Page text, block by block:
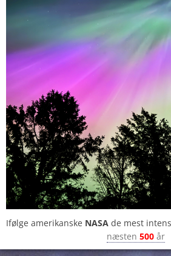
Ifølge amerikanske NASA de mest
næsten 500 år